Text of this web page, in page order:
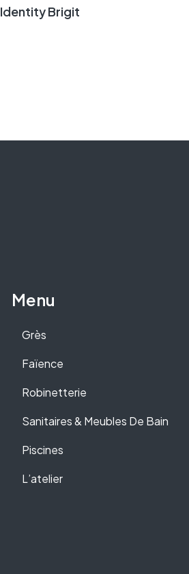
Identity Brigit
Menu
Grès
Faïence
Robinetterie
Sanitaires & Meubles De Bain
Piscines
L’atelier